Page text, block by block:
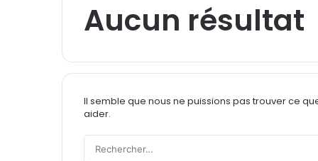
Aucun résultat
Il semble que nous ne puissions pas trouver ce
aider.